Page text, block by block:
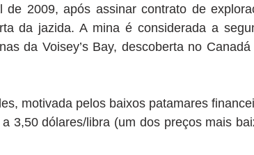
2009, após assinar contrato de
da jazida. A mina é considerada a
da Voisey’s Bay, descoberta no Canadá
motivada pelos baixos patamares
3,50 dólares/libra (um dos preços mais